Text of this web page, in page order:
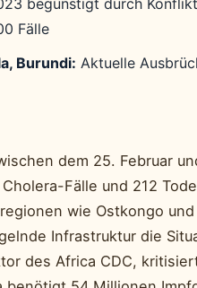
Fälle
Burundi: Aktuelle
dem 25. Februar
Fälle und 212
wie Ostkongo
Infrastruktur die
des Africa CDC,